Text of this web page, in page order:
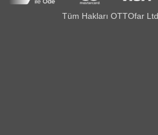
Tüm Hakları OTTOfar